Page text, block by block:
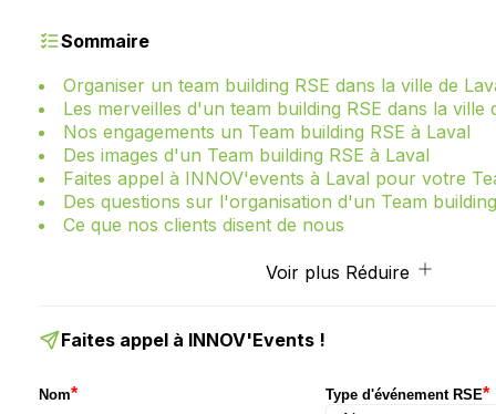
Sommaire
Organiser un team building RSE dans la ville de
Les merveilles d'un team building RSE dans la ville
Nos engagements un Team building RSE à Laval
Des images d'un Team building RSE à Laval
Faites appel à INNOV'events à Laval pour votre
Des questions sur l'organisation d'un Team
Ce que nos clients disent de nous
Voir plus Réduire
Faites appel à INNOV'Events !
Nom* Type d'événement RSE*